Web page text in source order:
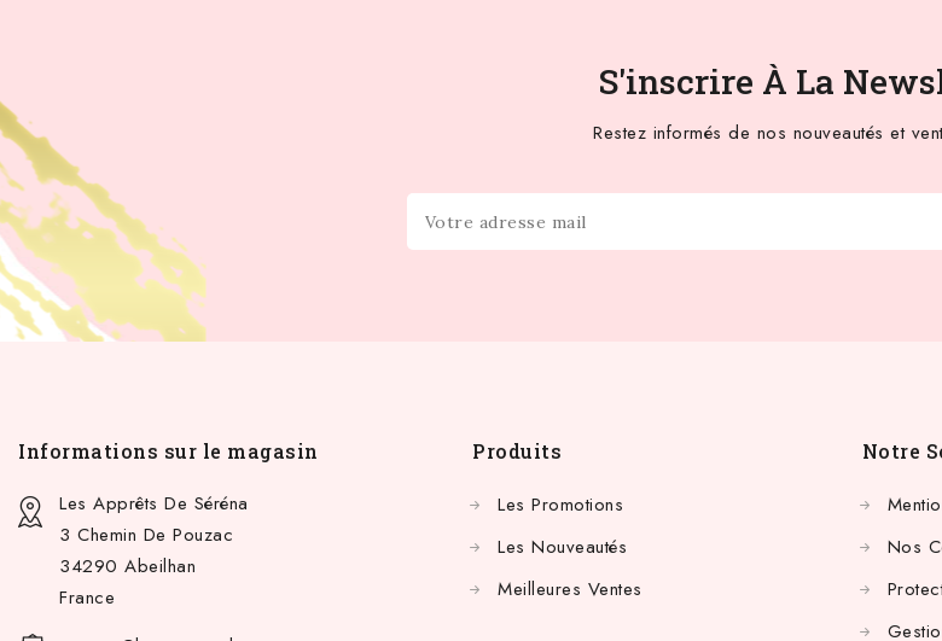
S'inscrire À La
Restez informés de nos nouveautés et
Informations sur le magasin
Les Apprêts De Séréna
3 Chemin De Pouzac
34290 Abeilhan
France
Produits
Les Promotions
Les Nouveautés
Meilleures Ventes
Notre
Nos